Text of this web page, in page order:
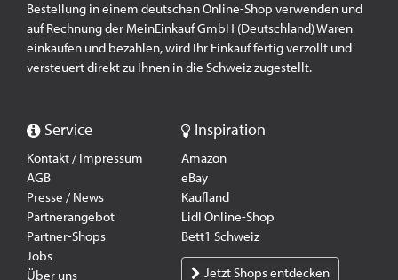
Bestellung in einem deutschen Online-Shop verwenden und
auf Rechnung der MeinEinkauf GmbH (Deutschland) Waren
einkaufen und bezahlen, wird Ihr Einkauf fertig verzollt und
versteuert direkt zu Ihnen in die Schweiz zugestellt.
Service
Kontakt / Impressum
AGB
Presse / News
Partnerangebot
Partner-Shops
Jobs
Über uns
Inspiration
Amazon
eBay
Kaufland
Lidl Online-Shop
Bett1 Schweiz
Jetzt Shops entdecken